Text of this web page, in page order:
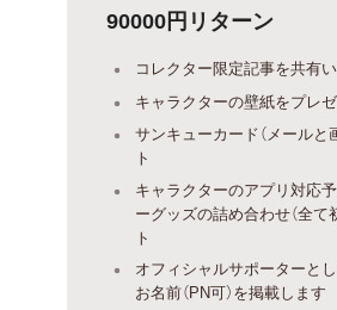
90000円リターン
コレクター限定記事を共有
キャラクターの壁紙をプレ
サンキューカード（メールと
ト
キャラクターのアプリ対応
ーグッズの詰め合わせ（全て
ト
オフィシャルサポーターと
お名前（PN可）を掲載します